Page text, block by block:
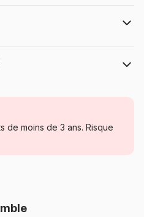
Fun de la marque HEYE, de la
et de l'artiste Uli Oesterle -
cm x 80 cm - Label FSC (ce
durable des forêts)
Allemagne
de moins de 3 ans. Risque